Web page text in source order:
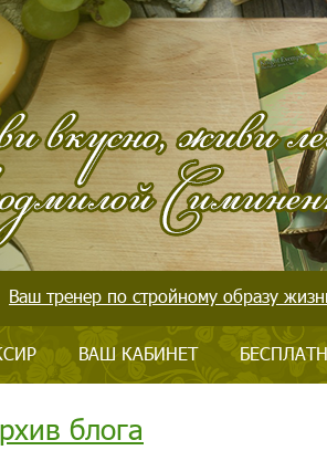
Ваш тренер по стройному образу
ВАШ КАБИНЕТ
блога